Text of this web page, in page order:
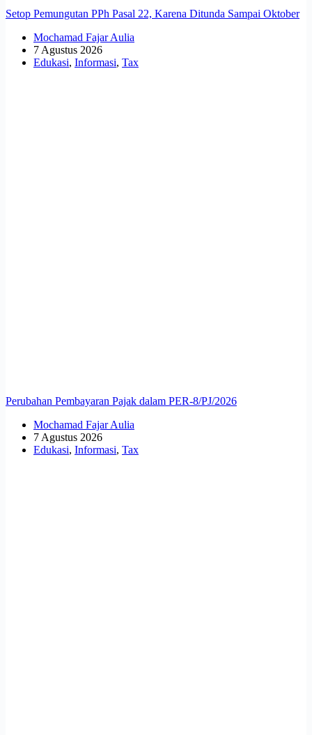
Setop Pemungutan PPh Pasal 22, Karena Ditunda Sampai Oktober
Mochamad Fajar Aulia
7 Agustus 2026
Edukasi, Informasi, Tax
Perubahan Pembayaran Pajak dalam PER-8/PJ/2026
Mochamad Fajar Aulia
7 Agustus 2026
Edukasi, Informasi, Tax